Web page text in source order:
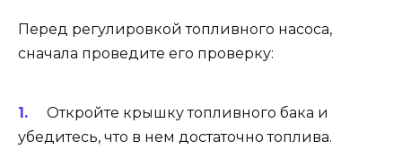
Перед регулировкой топливного насоса,
сначала проведите его проверку:
Откройте крышку топливного бака и
убедитесь, что в нем достаточно топлива.